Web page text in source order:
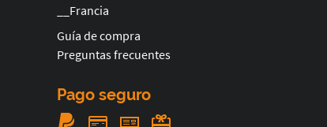
__Francia
Guía de compra
Preguntas frecuentes
Pago seguro